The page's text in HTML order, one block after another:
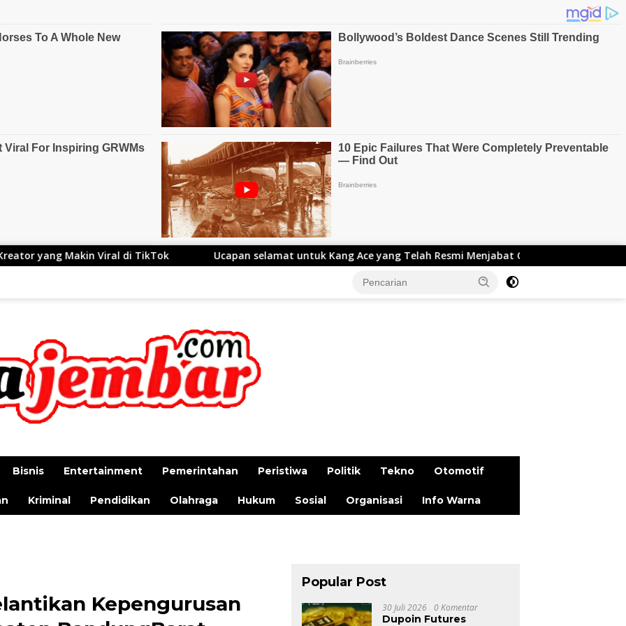
di TikTok Ucapan selamat untuk Kang Ace yang Telah Resmi Menjabat Gubernur Lemhanas
Bisnis Entertainment Pemerintahan Peristiwa Politik Tekno Otomotif
Kriminal Pendidikan Olahraga Hukum Sosial Organisasi Info Warna
Kepengurusan
Popular Post
30 Juli 2026 0 Komentar
Dupoin Futures